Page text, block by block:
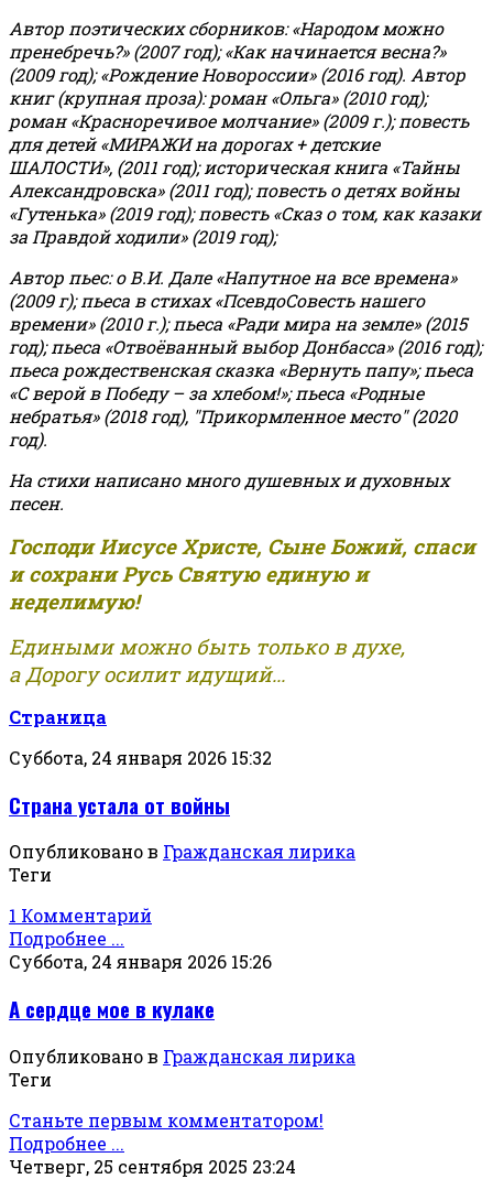
Автор поэтических сборников: «Народом можно
пренебречь?» (2007 год); «Как начинается весна?»
(2009 год); «Рождение Новороссии» (2016 год). Автор
книг (крупная проза): роман «Ольга» (2010 год);
роман «Красноречивое молчание» (2009 г.); повесть
для детей «МИРАЖИ на дорогах + детские
ШАЛОСТИ», (2011 год); историческая книга «Тайны
Александровска» (2011 год); повесть о детях войны
«Гутенька» (2019 год); повесть «Сказ о том, как казаки
за Правдой ходили» (2019 год);
Автор пьес: о В.И. Дале «Напутное на все времена»
(2009 г); пьеса в стихах «ПсевдоСовесть нашего
времени» (2010 г.); пьеса «Ради мира на земле» (2015
год); пьеса «Отвоёванный выбор Донбасса» (2016 год);
пьеса рождественская сказка «Вернуть папу»; пьеса
«С верой в Победу – за хлебом!»;пьеса «Родные
небратья» (2018 год), "Прикормленное место" (2020
год).
На стихи написано много душевных и духовных
песен.
Господи Иисусе Христе, Сыне Божий, спаси
и сохрани Русь Святую единую и
неделимую!
Едиными можно быть только в духе,
а Дорогу осилит идущий...
Страница
Суббота, 24 января 2026 15:32
Страна устала от войны
Опубликовано в Гражданская лирика
Теги
1 Комментарий
Подробнее ...
Суббота, 24 января 2026 15:26
А сердце мое в кулаке
Опубликовано в Гражданская лирика
Теги
Станьте первым комментатором!
Подробнее ...
Четверг, 25 сентября 2025 23:24